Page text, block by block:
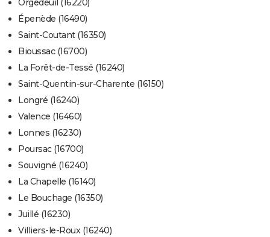
Orgedeuil (16220)
Épenède (16490)
Saint-Coutant (16350)
Bioussac (16700)
La Forêt-de-Tessé (16240)
Saint-Quentin-sur-Charente (16150)
Longré (16240)
Valence (16460)
Lonnes (16230)
Poursac (16700)
Souvigné (16240)
La Chapelle (16140)
Le Bouchage (16350)
Juillé (16230)
Villiers-le-Roux (16240)